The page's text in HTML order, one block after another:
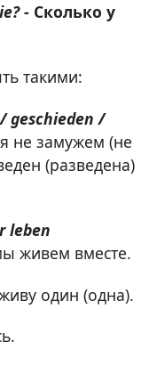
- Сколько у
такими:
geschieden /
не замужем (не
(разведена)
leben
живем вместе.
один (одна).